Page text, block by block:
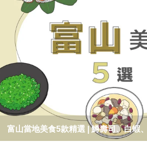
富山當地美食5款精選 | 鱒壽司、白蝦